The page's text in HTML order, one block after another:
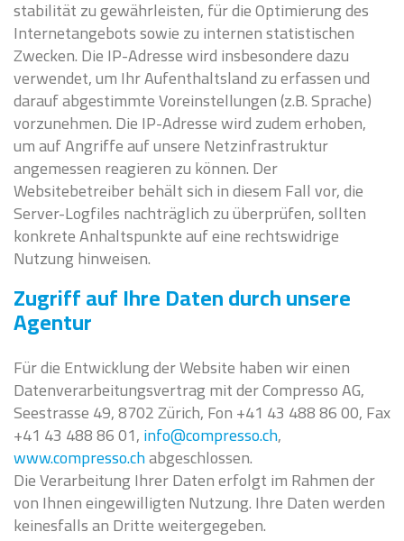
stabilität zu gewährleisten, für die Optimierung des
Internetangebots sowie zu internen statistischen
Zwecken. Die IP-Adresse wird insbesondere dazu
verwendet, um Ihr Aufenthaltsland zu erfassen und
darauf abgestimmte Voreinstellungen (z.B. Sprache)
vorzunehmen. Die IP-Adresse wird zudem erhoben,
um auf Angriffe auf unsere Netzinfrastruktur
angemessen reagieren zu können. Der
Websitebetreiber behält sich in diesem Fall vor, die
Server-Logfiles nachträglich zu überprüfen, sollten
konkrete Anhaltspunkte auf eine rechtswidrige
Nutzung hinweisen.
Zugriff auf Ihre Daten durch unsere
Agentur
Für die Entwicklung der Website haben wir einen
Datenverarbeitungsvertrag mit der Compresso AG,
Seestrasse 49, 8702 Zürich, Fon +41 43 488 86 00, Fax
+41 43 488 86 01,info@compresso.ch,
www.compresso.chabgeschlossen.
Die Verarbeitung Ihrer Daten erfolgt im Rahmen der
von Ihnen eingewilligten Nutzung. Ihre Daten werden
keinesfalls an Dritte weitergegeben.